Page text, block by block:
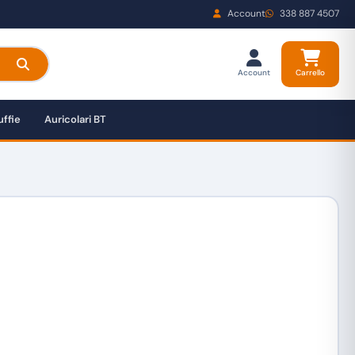
Account 338 887 4507
Account Carrello
Auricolari BT